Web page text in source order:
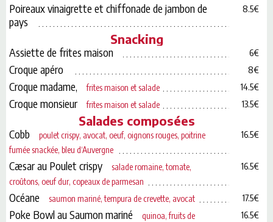
8.5€
Poireaux vinaigrette et chiffonade de jambon de
pays
Snacking
6€
Assiette de frites maison
8€
Croque apéro
14.5€
Croque madame, frites maison et salade
13.5€
Croque monsieur frites maison et salade
Salades composées
16.5€
Cobb
poulet crispy, avocat, oeuf, oignons rouges, poitrine
fumée snackée, bleu d‘Auvergne
16.5€
Cæsar au Poulet crispy
salade romaine, tomate,
croûtons, oeuf dur, copeaux de parmesan
17.5€
Océane saumon mariné, tempura de crevette, avocat
16.5€
Poke Bowl au Saumon mariné
quinoa, fruits de